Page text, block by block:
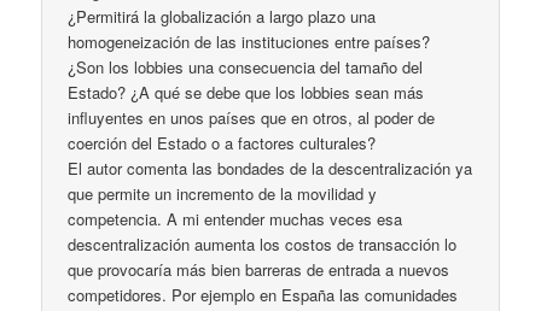
¿Permitirá la globalización a largo plazo una
homogeneización de las instituciones entre países?
¿Son los lobbies una consecuencia del tamaño del
Estado? ¿A qué se debe que los lobbies sean más
influyentes en unos países que en otros, al poder de
coerción del Estado o a factores culturales?
El autor comenta las bondades de la descentralización ya
que permite un incremento de la movilidad y
competencia. A mi entender muchas veces esa
descentralización aumenta los costos de transacción lo
que provocaría más bien barreras de entrada a nuevos
competidores. Por ejemplo en España las comunidades